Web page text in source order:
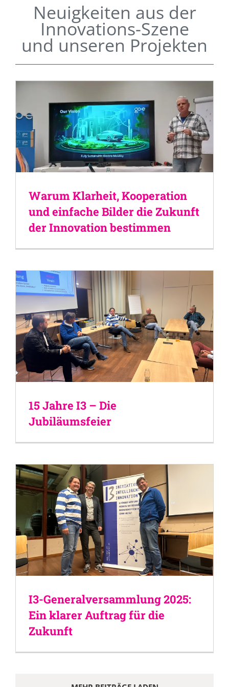
Neuigkeiten aus der
Innovations-Szene
und unseren Projekten
Warum Klarheit, Kooperation
und einfache Bilder die Zukunft
der Innovation bestimmen
15 Jahre I3 – Die
Jubiläumsfeier
I3-Generalversammlung 2025:
Ein klarer Auftrag für die
Zukunft